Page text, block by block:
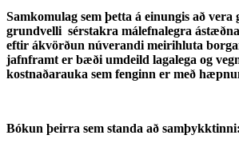
Samkomulag sem þetta á einungis að vera
grundvelli sérstakra málefnalegra
eftir ákvörðun núverandi meirihluta
jafnframt er bæði umdeild lagalega og
kostnaðarauka sem fenginn er með
Bókun þeirra sem standa að samþykktinni: